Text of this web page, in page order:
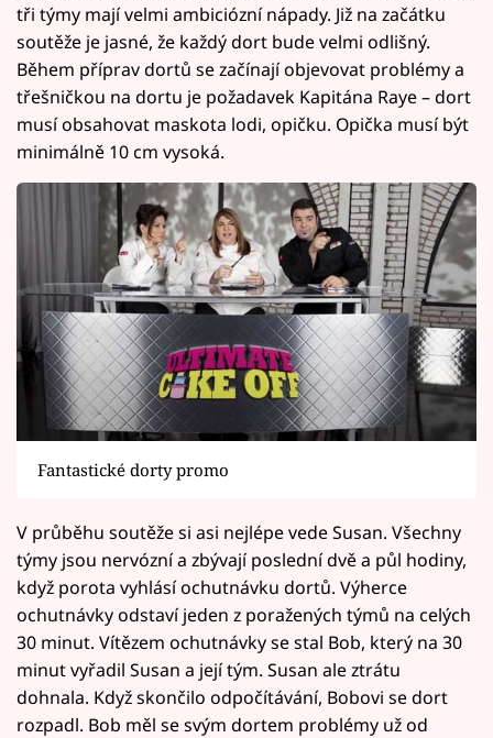
tři týmy mají velmi ambiciózní nápady. Již na začátku
soutěže je jasné, že každý dort bude velmi odlišný.
Během příprav dortů se začínají objevovat problémy a
třešničkou na dortu je požadavek Kapitána Raye – dort
musí obsahovat maskota lodi, opičku. Opička musí být
minimálně 10 cm vysoká.
Fantastické dorty promo
V průběhu soutěže si asi nejlépe vede Susan. Všechny
týmy jsou nervózní a zbývají poslední dvě a půl hodiny,
když porota vyhlásí ochutnávku dortů. Výherce
ochutnávky odstaví jeden z poražených týmů na celých
30 minut. Vítězem ochutnávky se stal Bob, který na 30
minut vyřadil Susan a její tým. Susan ale ztrátu
dohnala. Když skončilo odpočítávání, Bobovi se dort
rozpadl. Bob měl se svým dortem problémy už od